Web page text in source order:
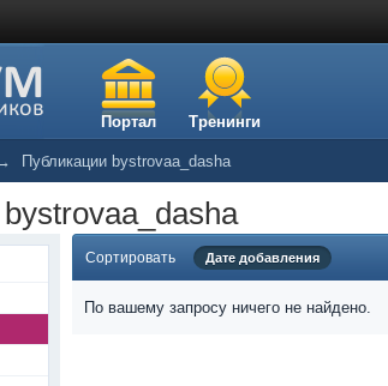
Портал Тренинги
Публикации bystrovaa_dasha
Сортировать Дате добавления
По вашему запросу ничего не найдено.